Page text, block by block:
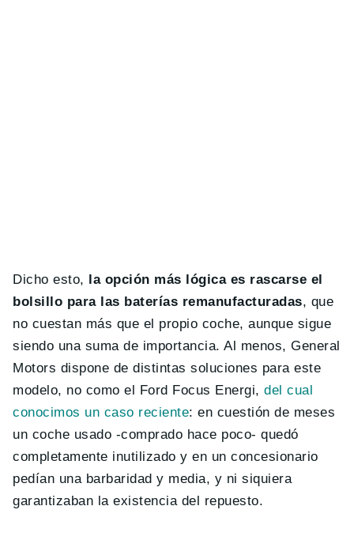
Dicho esto,
la opción más lógica es rascarse el
bolsillo para las baterías remanufacturadas, que
no cuestan más que el propio coche, aunque sigue
siendo una suma de importancia. Al menos, General
Motors dispone de distintas soluciones para este
modelo, no como el Ford Focus Energi,del cual
conocimos un caso reciente: en cuestión de meses
un coche usado -comprado hace poco- quedó
completamente inutilizado y en un concesionario
pedían una barbaridad y media, y ni siquiera
garantizaban la existencia del repuesto.